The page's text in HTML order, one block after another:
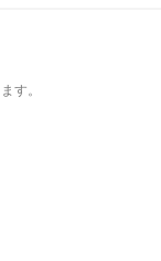
アプリブでゲーム関連
す。